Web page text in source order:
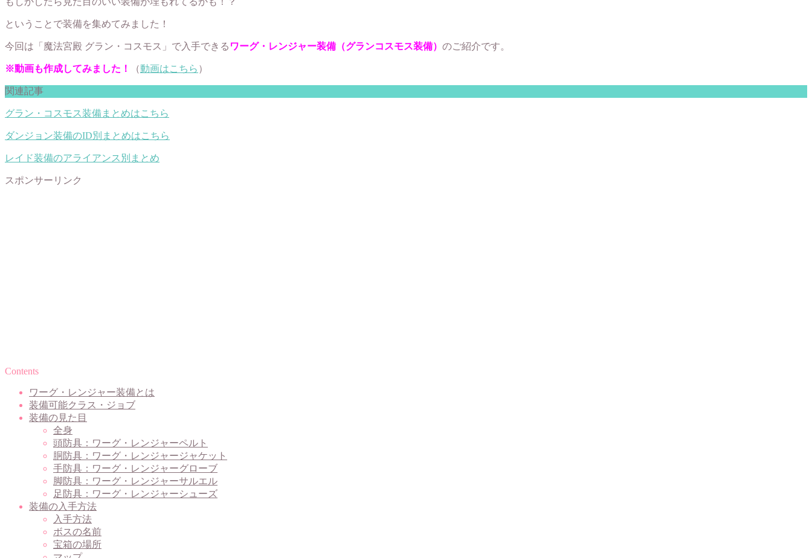
ということで装備を集めてみました！
今回は「 魔法宮殿 グラン・コスモス 」で入手できる ワーグ・レンジャー装備（グランコスモス装備） のご紹介です。
※動画も作成してみました！ （動画はこちら ）
関連記事
グラン・コスモス装備まとめはこちら
ダンジョン装備のID別まとめはこちら
レイド装備のアライアンス別まとめ
スポンサーリンク
Contents
ワーグ・レンジャー装備とは
装備可能クラス・ジョブ
装備の見た目
全身
頭防具：ワーグ・レンジャーペルト
胴防具：ワーグ・レンジャージャケット
手防具：ワーグ・レンジャーグローブ
脚防具：ワーグ・レンジャーサルエル
足防具：ワーグ・レンジャーシューズ
装備の入手方法
入手方法
ボスの名前
宝箱の場所